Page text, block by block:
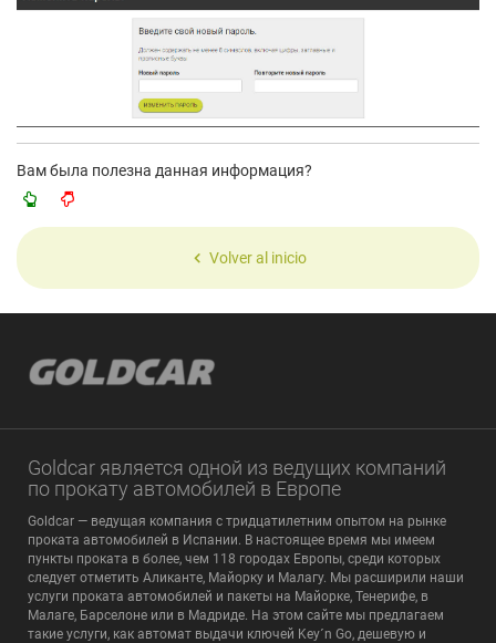
Вам была полезна данная информация?
Volver al inicio
Goldcar является одной из ведущих компаний
по прокату автомобилей в Европе
Goldcar — ведущая компания с тридцатилетним опытом на рынке
проката автомобилей в Испании. В настоящее время мы имеем
пункты проката в более, чем 118 городах Европы, среди которых
следует отметить Аликанте, Майорку и Малагу. Мы расширили наши
услуги проката автомобилей и пакеты на Майорке, Тенерифе, в
Малаге, Барселоне или в Мадриде. На этом сайте мы предлагаем
такие услуги, как автомат выдачи ключей Key´n Go, дешевую и